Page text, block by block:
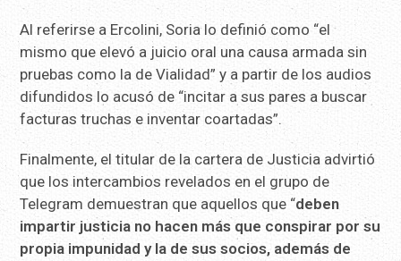
Al referirse a Ercolini, Soria lo definió como “el
mismo que elevó a juicio oral una causa armada sin
pruebas como la de Vialidad” y a partir de los audios
difundidos lo acusó de “incitar a sus pares a buscar
facturas truchas e inventar coartadas”.
Finalmente, el titular de la cartera de Justicia advirtió
que los intercambios revelados en el grupo de
Telegram demuestran que aquellos que “deben
impartir justicia no hacen más que conspirar por su
propia impunidad y la de sus socios, además de